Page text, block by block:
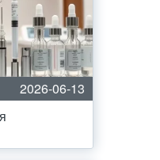
2026-06-13